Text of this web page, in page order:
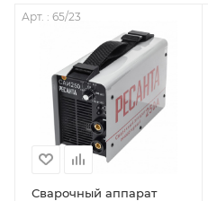
Арт. : 65/23
Сварочный аппарат